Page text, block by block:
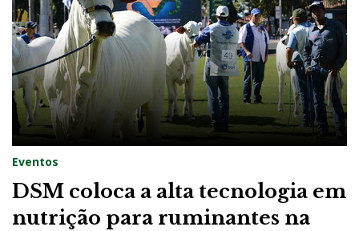
Eventos
DSM coloca a alta tecnologia em
nutrição para ruminantes na